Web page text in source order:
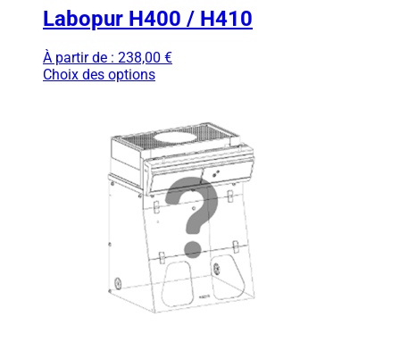
Labopur H400 / H410
À partir de : 238,00 €
Choix des options